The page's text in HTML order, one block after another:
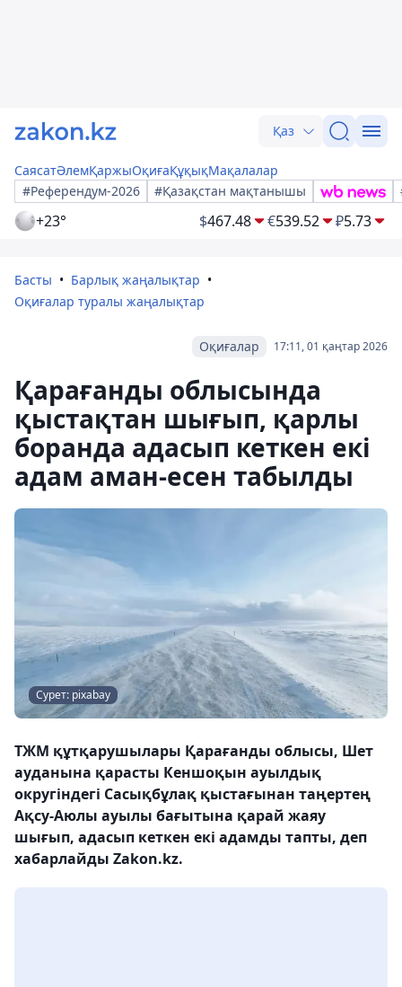
Қаз
СаясатӘлемҚаржыОқиғаҚұқықМақалалар
#Референдум-2026
#Қазақстан мақтанышы
+23° $467.48 €539.52 ₽5.73
Басты
Барлық жаңалықтар
Оқиғалар туралы жаңалықтар
17:11, 01 қаңтар 2026
Оқиғалар
Қарағанды облысында
қыстақтан шығып, қарлы
боранда адасып кеткен екі
адам аман-есен табылды
Сурет: pixabay
ТЖМ құтқарушылары Қарағанды облысы, Шет
ауданына қарасты Кеншоқын ауылдық
округіндегі Сасықбұлақ қыстағынан таңертең
Ақсу-Аюлы ауылы бағытына қарай жаяу
шығып, адасып кеткен екі адамды тапты, деп
хабарлайды Zakon.kz.